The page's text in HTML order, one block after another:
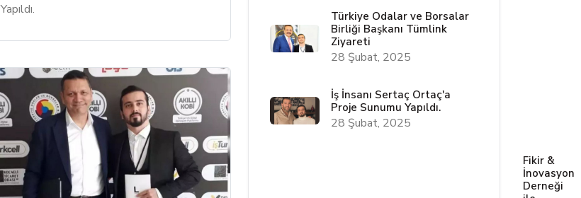
Yapıldı.
Türkiye Odalar ve Borsalar
Birliği Başkanı Tümlink
Ziyareti
28 Şubat, 2025
İş İnsanı Sertaç Ortaç'a
Proje Sunumu Yapıldı.
28 Şubat, 2025
Fikir &
İnovasyon
Derneği